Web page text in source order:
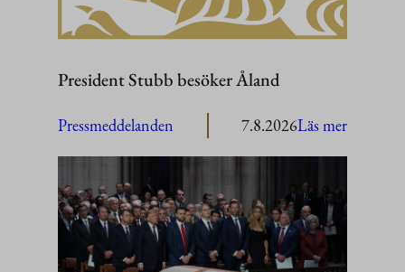
President Stubb besöker Åland
Pressmeddelanden 7.8.2026Läs mer:
besöker